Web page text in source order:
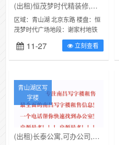
(出租)恒茂梦时代精装修,朝南,大开间,现已搬空可随时进驻
区域：青山湖 北京东路 楼盘：恒
茂梦时代广场地段：谢家村地铁
口附近或恒茂梦时代广场类别：
写字楼（可注册公司）面积：51
㎡价格...
11-27 立刻查看
青山湖区写
字楼
(出租)长泰公寓,可办公司,白菜价出租三个办公室看房随时